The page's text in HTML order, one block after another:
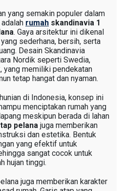
yang semakin populer dalam
rumah skandinavia 1
. Gaya arsitektur ini dikenal
sederhana, bersih, serta
Desain Skandinavia
Nordik seperti Swedia,
yang memiliki pendekatan
tetap hangat dan nyaman.
di Indonesia, konsep ini
menciptakan rumah yang
meskipun berada di lahan
pelana juga memberikan
dan estetika. Bentuk
yang efektif untuk
sangat cocok untuk
hujan tinggi.
juga memberikan karakter